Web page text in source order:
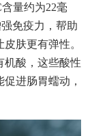
量约为22毫
免疫力，帮助
肤更有弹性。
机酸，这些酸性
进肠胃蠕动，